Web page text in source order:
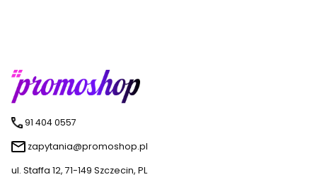
91 404 0557
zapytania@promoshop.pl
ul. Staffa 12, 71-149 Szczecin, PL